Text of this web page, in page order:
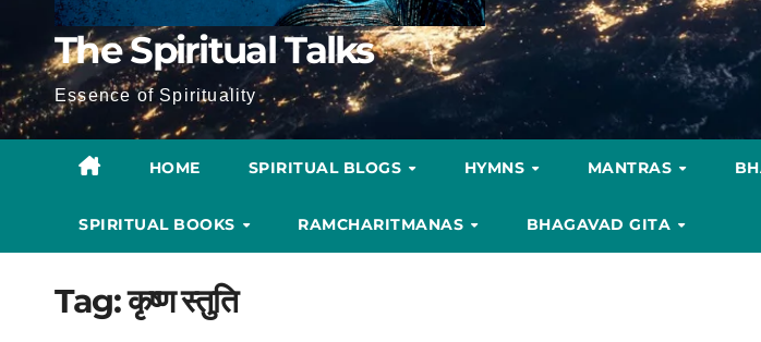
The Spiritual Talks
Essence of Spirituality
HOME SPIRITUAL BLOGS HYMNS MANTRAS
SPIRITUAL BOOKS RAMCHARITMANAS BHAGAVAD GITA
Tag:कृष्ण स्तुति